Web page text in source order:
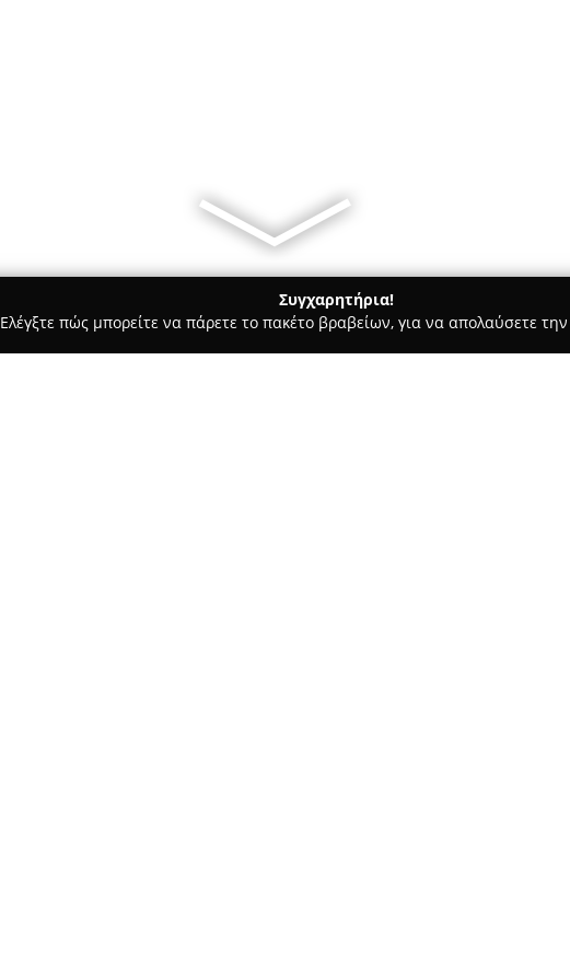
Συγχαρητήρια!
Ελέγξτε πώς μπορείτε να πάρετε το πακέτο βραβείων, για να απολαύσετε